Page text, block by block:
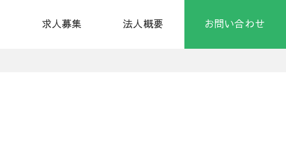
求人募集 法人概要 お問い合わせ